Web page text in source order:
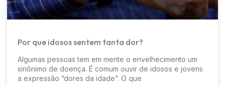
Por que idosos sentem tanta dor?
Algumas pessoas tem em mente o envelhecimento um
sinônimo de doença. É comum ouvir de idosos e jovens
a expressão “dores da idade”. O que